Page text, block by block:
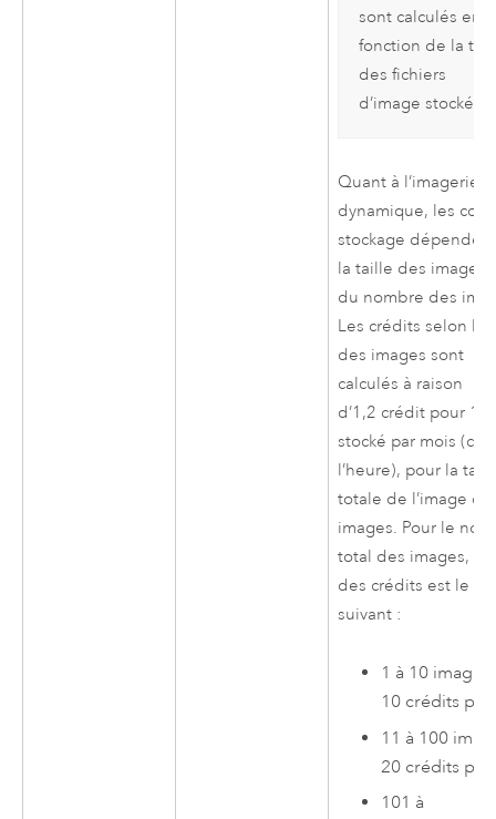
sont calculés en
fonction de la
des fichiers
d’image stockés.
Quant à l’imagerie
dynamique, les
stockage
la taille des images
du nombre des
Les crédits selon la
des images sont
calculés à raison
d’1,2 crédit pour 1
stocké par mois
l’heure), pour la
totale de l’image
images. Pour le
total des images, le
des crédits est le
suivant :
1 à 10 images
10 crédits
11 à 100
20 crédits
101 à